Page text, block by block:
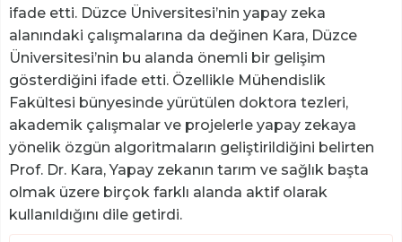
ifade etti. Düzce Üniversitesi’nin yapay zeka
alanındaki çalışmalarına da değinen Kara, Düzce
Üniversitesi’nin bu alanda önemli bir gelişim
gösterdiğini ifade etti. Özellikle Mühendislik
Fakültesi bünyesinde yürütülen doktora tezleri,
akademik çalışmalar ve projelerle yapay zekaya
yönelik özgün algoritmaların geliştirildiğini belirten
Prof. Dr. Kara, Yapay zekanın tarım ve sağlık başta
olmak üzere birçok farklı alanda aktif olarak
kullanıldığını dile getirdi.